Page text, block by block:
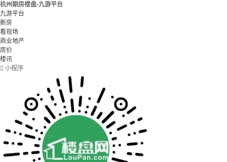
杭州期房楼盘-九游平台
九游平台
新房
看现场
商业地产
房价
楼讯
 小程序